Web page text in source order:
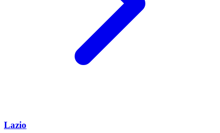
Lazio